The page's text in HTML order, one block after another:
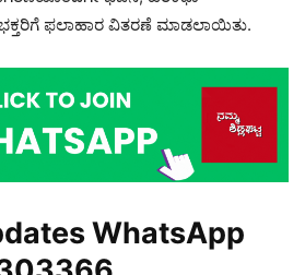
ಫಲಾಹಾರ ವಿತರಣೆ ಮಾಡಲಾಯಿತು.
WhatsApp